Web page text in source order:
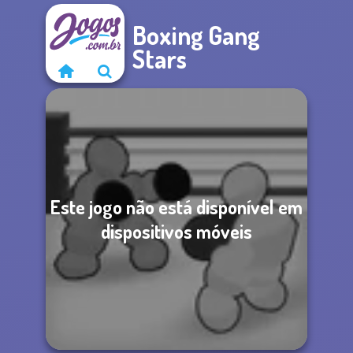
Boxing Gang
Stars
Este jogo não está disponível em
dispositivos móveis